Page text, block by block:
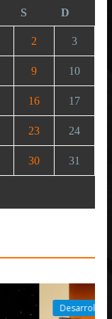
S D
2 3
9 10
16 17
23 24
30 31